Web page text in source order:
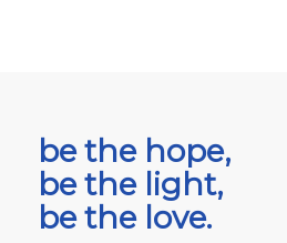
be the hope,
be the light,
be the love.